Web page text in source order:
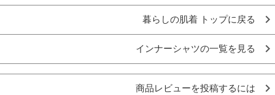
暮らしの肌着 トップに戻る
インナーシャツの一覧を見る
商品レビューを投稿するには